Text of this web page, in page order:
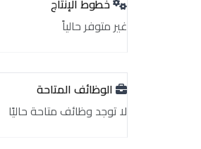
خطوط الإنتاج
غير متوفر حالياً
الوظائف المتاحة
لا توجد وظائف متاحة حاليًا